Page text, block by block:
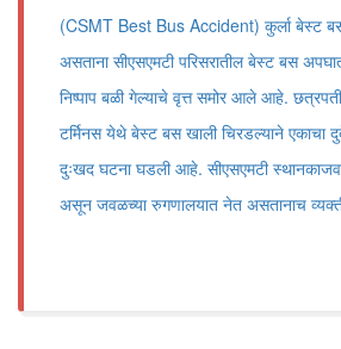
(CSMT Best Bus Accident) कुर्ला बेस्ट बस
असताना सीएसएमटी परिसरातील बेस्ट बस
निष्पाप बळी गेल्याचे वृत्त समोर आले आहे. छत्रपती
टर्मिनस येथे बेस्ट बस खाली चिरडल्याने एकाचा
दुःखद घटना घडली आहे. सीएसएमटी
असून जवळच्या रुगणालयात नेत असतानाच